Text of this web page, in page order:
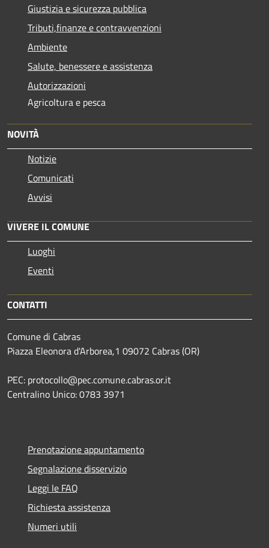
Giustizia e sicurezza pubblica
Tributi,finanze e contravvenzioni
Ambiente
Salute, benessere e assistenza
Autorizzazioni
Agricoltura e pesca
NOVITÀ
Notizie
Comunicati
Avvisi
VIVERE IL COMUNE
Luoghi
Eventi
CONTATTI
Comune di Cabras
Piazza Eleonora d'Arborea,1 09072 Cabras (OR)
PEC: protocollo@pec.comune.cabras.or.it
Centralino Unico: 0783 3971
Prenotazione appuntamento
Segnalazione disservizio
Leggi le FAQ
Richiesta assistenza
Numeri utili